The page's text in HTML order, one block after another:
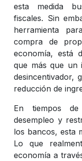
esta medida
fiscales. Sin
herramienta
compra de
economía, está
que más que un
desincentivador,
reducción de
En tiempos de
desempleo y
los bancos, esta
Lo que
economía a